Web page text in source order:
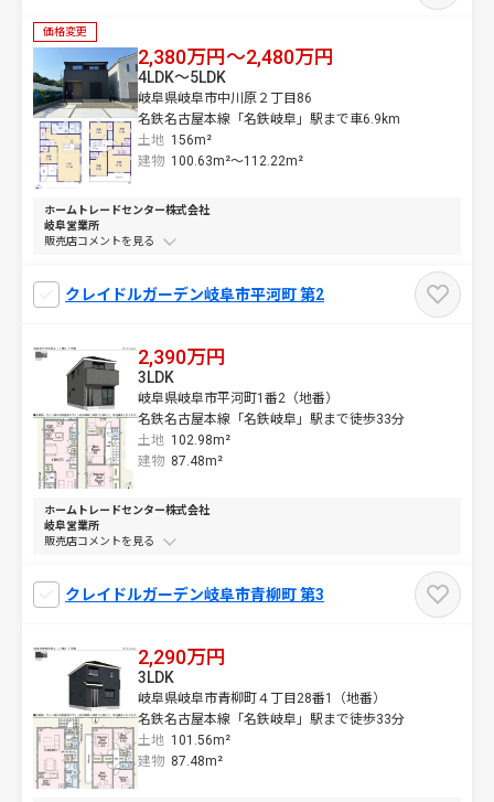
価格変更
2,380万円～2,480万円
岐阜県岐阜市中川原２丁目86
名鉄名古屋本線「名鉄岐阜」駅まで車6.9km
土地 156m²
4LDK～5LDK
建物 100.63m²～112.22m²
ホームトレードセンター株式会社
岐阜営業所
販売店コメントを
クレイドルガーデン岐阜市平河町 第2
2,390万円
岐阜県岐阜市平河町1番2（地番）
名鉄名古屋本線「名鉄岐阜」駅まで徒歩33分
土地 102.98m²
3LDK
建物 87.48m²
ホームトレードセンター株式会社
岐阜営業所
販売店コメントを
クレイドルガーデン岐阜市青柳町 第3
2,290万円
岐阜県岐阜市青柳町４丁目28番1（地番）
名鉄名古屋本線「名鉄岐阜」駅まで徒歩33分
土地 101.56m²
3LDK
建物 87.48m²